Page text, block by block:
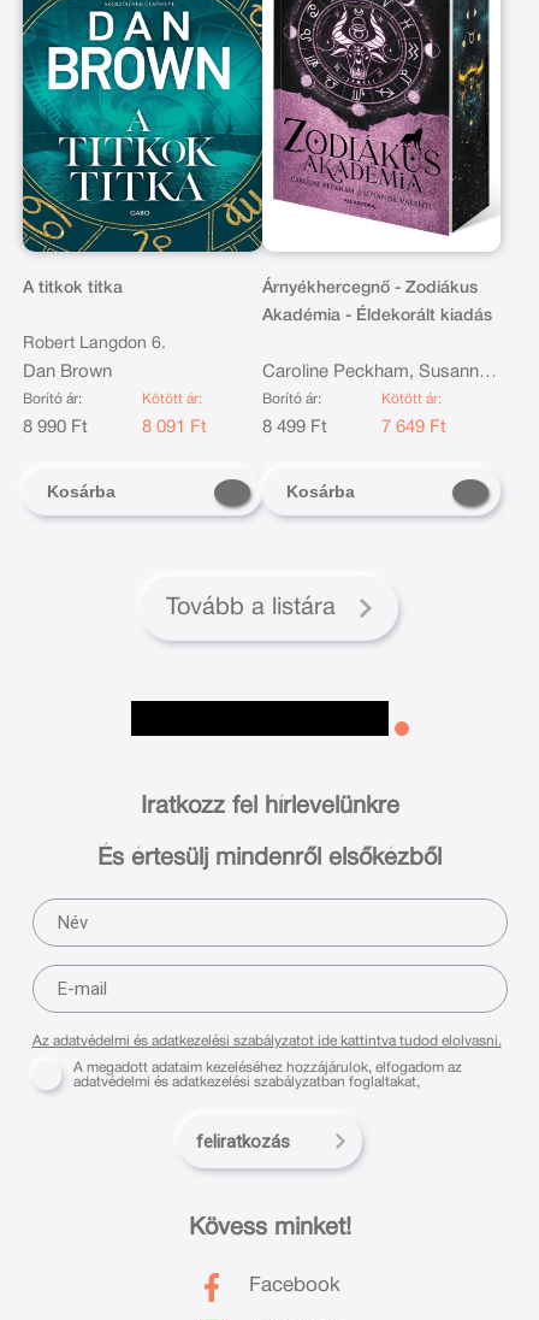
A titkok titka
Robert Langdon 6.
Dan Brown
Borító ár:
8 990 Ft
Kötött ár:
8 091 Ft
Kosárba
Árnyékhercegnő - Zodiákus
Akadémia - Éldekorált kiadás
Caroline Peckham, Susanne
Valenti
Borító ár:
8 499 Ft
Kötött ár:
7 649 Ft
Kosárba
Tovább a listára
Kövess minket!
Facebook
Iratkozz fel hírlevelünkre
És értesülj mindenről elsőkézből
Az adatvédelmi és adatkezelési szabályzatot ide kattintva tudod elolvasni.
A megadott adataim kezeléséhez hozzájárulok, elfogadom az
adatvédelmi és adatkezelési szabályzatban foglaltakat,
feliratkozás